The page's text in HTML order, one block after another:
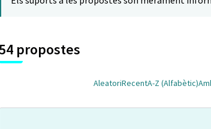
propostes
AleatoriRecentA-Z (Alfabètic)